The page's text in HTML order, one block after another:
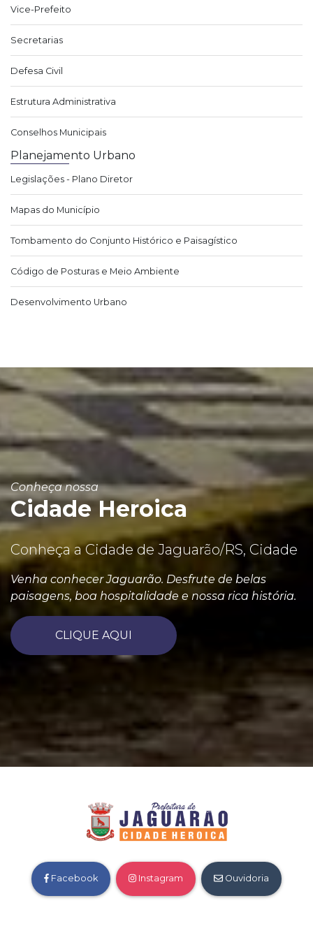
Vice-Prefeito
Secretarias
Defesa Civil
Estrutura Administrativa
Conselhos Municipais
Planejamento Urbano
Legislações - Plano Diretor
Mapas do Município
Tombamento do Conjunto Histórico e Paisagístico
Código de Posturas e Meio Ambiente
Desenvolvimento Urbano
Conheça nossa
Cidade Heroica
Conheça a Cidade de Jaguarão/RS, Cidade
Venha conhecer Jaguarão. Desfrute de belas
paisagens, boa hospitalidade e nossa rica história.
CLIQUE AQUI
Facebook Instagram Ouvidoria